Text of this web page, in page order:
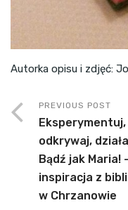
Autorka opisu i zdjęć:
PREVIOUS POST
Eksperymentuj,
odkrywaj,
Bądź jak Maria!
inspiracja z
w Chrzanowie